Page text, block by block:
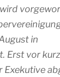
in
Erst vor
Exekutive